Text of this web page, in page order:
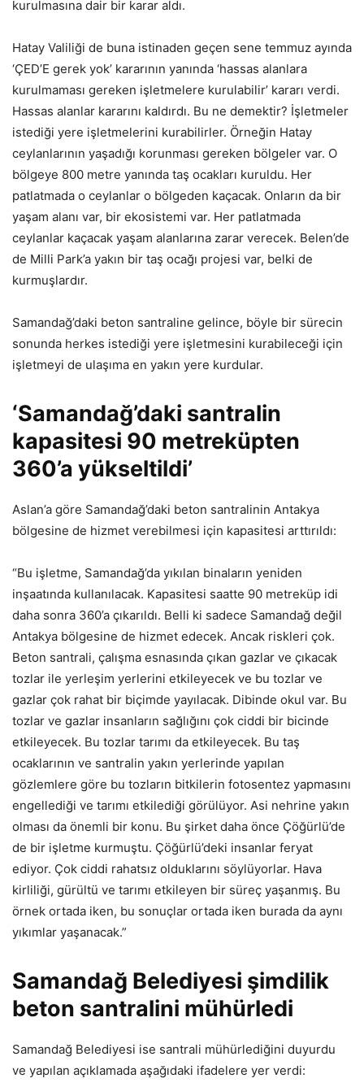
kurulmasına dair bir karar aldı.
Hatay Valiliği de buna istinaden geçen sene temmuz ayında
‘ÇED’E gerek yok’ kararının yanında ‘hassas alanlara
kurulmaması gereken işletmelere kurulabilir’ kararı verdi.
Hassas alanlar kararını kaldırdı. Bu ne demektir? İşletmeler
istediği yere işletmelerini kurabilirler. Örneğin Hatay
ceylanlarının yaşadığı korunması gereken bölgeler var. O
bölgeye 800 metre yanında taş ocakları kuruldu. Her
patlatmada o ceylanlar o bölgeden kaçacak. Onların da bir
yaşam alanı var, bir ekosistemi var. Her patlatmada
ceylanlar kaçacak yaşam alanlarına zarar verecek. Belen’de
de Milli Park’a yakın bir taş ocağı projesi var, belki de
kurmuşlardır.
Samandağ’daki beton santraline gelince, böyle bir sürecin
sonunda herkes istediği yere işletmesini kurabileceği için
işletmeyi de ulaşıma en yakın yere kurdular.
‘Samandağ’daki santralin
kapasitesi 90 metreküpten
360’a yükseltildi’
Aslan’a göre Samandağ’daki beton santralinin Antakya
bölgesine de hizmet verebilmesi için kapasitesi arttırıldı:
“Bu işletme, Samandağ’da yıkılan binaların yeniden
inşaatında kullanılacak. Kapasitesi saatte 90 metreküp idi
daha sonra 360’a çıkarıldı. Belli ki sadece Samandağ değil
Antakya bölgesine de hizmet edecek. Ancak riskleri çok.
Beton santrali, çalışma esnasında çıkan gazlar ve çıkacak
tozlar ile yerleşim yerlerini etkileyecek ve bu tozlar ve
gazlar çok rahat bir biçimde yayılacak. Dibinde okul var. Bu
tozlar ve gazlar insanların sağlığını çok ciddi bir bicinde
etkileyecek. Bu tozlar tarımı da etkileyecek. Bu taş
ocaklarının ve santralin yakın yerlerinde yapılan
gözlemlere göre bu tozların bitkilerin fotosentez yapmasını
engellediği ve tarımı etkilediği görülüyor. Asi nehrine yakın
olması da önemli bir konu. Bu şirket daha önce Çöğürlü’de
de bir işletme kurmuştu. Çöğürlü’deki insanlar feryat
ediyor. Çok ciddi rahatsız olduklarını söylüyorlar. Hava
kirliliği, gürültü ve tarımı etkileyen bir süreç yaşanmış. Bu
örnek ortada iken, bu sonuçlar ortada iken burada da aynı
yıkımlar yaşanacak.”
Samandağ Belediyesi şimdilik
beton santralini mühürledi
Samandağ Belediyesi ise santrali mühürlediğini duyurdu
ve yapılan açıklamada aşağıdaki ifadelere yer verdi: